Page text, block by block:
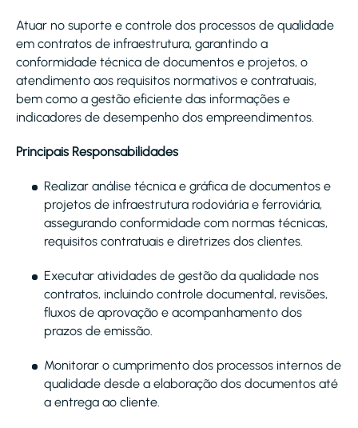
Atuar no suporte e controle dos processos de qualidade
em contratos de infraestrutura, garantindo a
conformidade técnica de documentos e projetos, o
atendimento aos requisitos normativos e contratuais,
bem como a gestão eficiente das informações e
indicadores de desempenho dos empreendimentos.
Principais Responsabilidades
Realizar análise técnica e gráfica de documentos e
projetos de infraestrutura rodoviária e ferroviária,
assegurando conformidade com normas técnicas,
requisitos contratuais e diretrizes dos clientes.
Executar atividades de gestão da qualidade nos
contratos, incluindo controle documental, revisões,
fluxos de aprovação e acompanhamento dos
prazos de emissão.
Monitorar o cumprimento dos processos internos de
qualidade desde a elaboração dos documentos até
a entrega ao cliente.